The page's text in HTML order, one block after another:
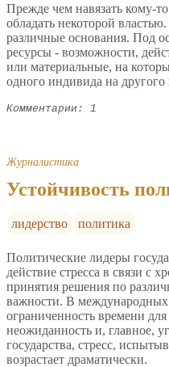
Прежде чем навязать кому-
обладать некоторой
различные основания. Под
ресурсы - возможности,
или материальные, на
одного индивида на
Комментарии: 1
Журналистика
Устойчивость
лидерство политика
Политические лидеры
действие стресса в связи с
принятия решения по
важности. В
ограниченность времени
неожиданность и, главное,
государства, стресс,
возрастает драматически.